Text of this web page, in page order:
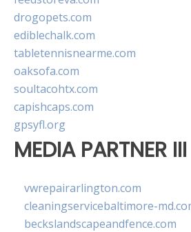
drogopets.com
ediblechalk.com
tabletennisnearme.com
oaksofa.com
soultacohtx.com
capishcaps.com
gpsyfl.org
MEDIA PARTNER III
vwrepairarlington.com
cleaningservicebaltimore-
beckslandscapeandfence.com